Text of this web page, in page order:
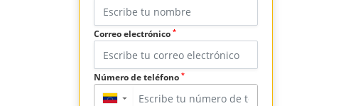
Correo electrónico *
Número de teléfono *
▼